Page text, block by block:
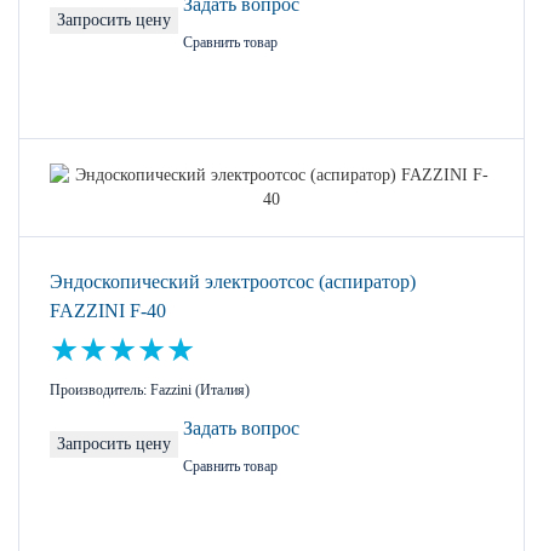
Запросить цену
Сравнить товар
Эндоскопический электроотсос (аспиратор)
FAZZINI F-40
Производитель: Fazzini (Италия)
Запросить цену
Задать вопрос
Сравнить товар